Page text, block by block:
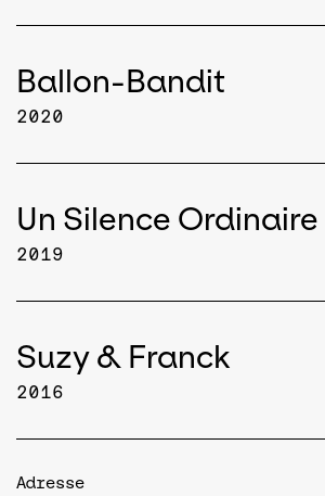
Ballon-Bandit
2020
Un Silence Ordinaire
2019
Suzy & Franck
2016
Adresse